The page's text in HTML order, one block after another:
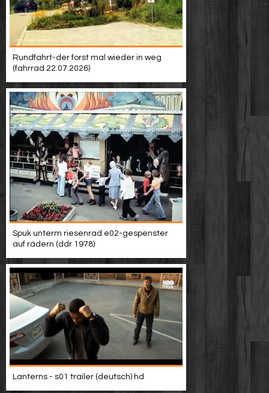
Rundfahrt-der forst mal wieder in weg
(fahrrad 22.07.2026)
Spuk unterm riesenrad e02-gespenster
auf rädern (ddr 1978)
Lanterns - s01 trailer (deutsch) hd